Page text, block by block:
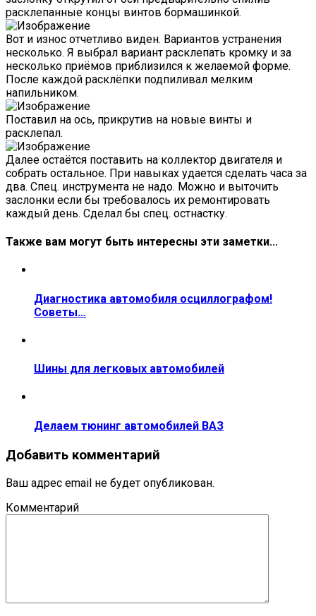
расклепанные концы винтов бормашинкой.
Вот и износ отчетливо виден. Вариантов устранения
несколько. Я выбрал вариант расклепать кромку и за
несколько приёмов приблизился к желаемой форме.
После каждой расклёпки подпиливал мелким
напильником.
Поставил на ось, прикрутив на новые винты и
расклепал.
Далее остаётся поставить на коллектор двигателя и
собрать остальное. При навыках удается сделать часа за
два. Спец. инструмента не надо. Можно и выточить
заслонки если бы требовалось их ремонтировать
каждый день. Сделал бы спец. остнастку.
Также вам могут быть интересны эти заметки...
Диагностика автомобиля осциллографом!
Советы…
Шины для легковых автомобилей
Делаем тюнинг автомобилей ВАЗ
Добавить комментарий
Ваш адрес email не будет опубликован.
Комментарий